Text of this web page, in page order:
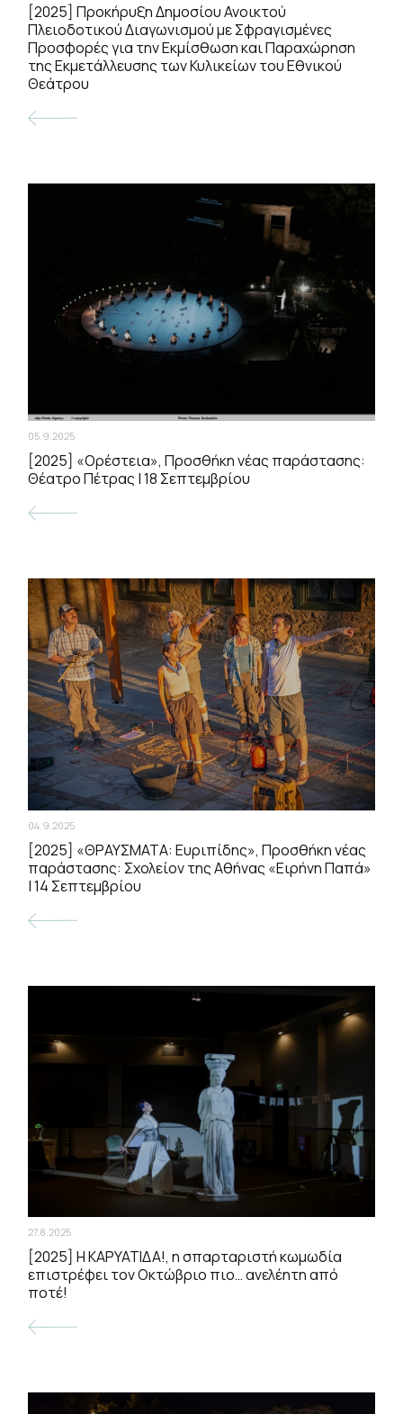
[2025] Προκήρυξη Δημοσίου Ανοικτού
Πλειοδοτικού Διαγωνισμού με Σφραγισμένες
Προσφορές για την Εκμίσθωση και Παραχώρηση
της Εκμετάλλευσης των Κυλικείων του Εθνικού
Θεάτρου
05.9.2025
[2025] «Ορέστεια», Προσθήκη νέας παράστασης:
Θέατρο Πέτρας | 18 Σεπτεμβρίου
04.9.2025
[2025] «ΘΡΑΥΣΜΑΤΑ: Ευριπίδης», Προσθήκη νέας
παράστασης: Σχολείον της Αθήνας «Ειρήνη Παπά»
| 14 Σεπτεμβρίου
27.8.2025
[2025] Η ΚΑΡΥΑΤΙΔΑ!, η σπαρταριστή κωμωδία
επιστρέφει τον Οκτώβριο πιο… ανελέητη από
ποτέ!